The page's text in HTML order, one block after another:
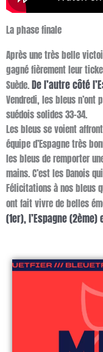
La phase finale
Après une très belle
gagné fièrement leur
Suède.De l’autre côté
Vendredi, les bleus n’ont
suédois solides 33-34.
Les bleus se voient
équipe d’Espagne très
les bleus de remporter
mains. C’est les Danois
Félicitations à nos bleus
ont fait vivre de belles
(1er), l’Espagne